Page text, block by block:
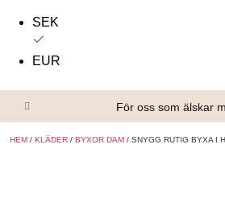
SEK
EUR
För oss som älskar
HEM / KLÄDER / BYXOR DAM / SNYGG RUTIG BYXA I